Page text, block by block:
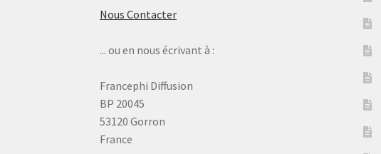
Nous Contacter
... ou en nous écrivant à :
Francephi Diffusion
BP 20045
53120 Gorron
France